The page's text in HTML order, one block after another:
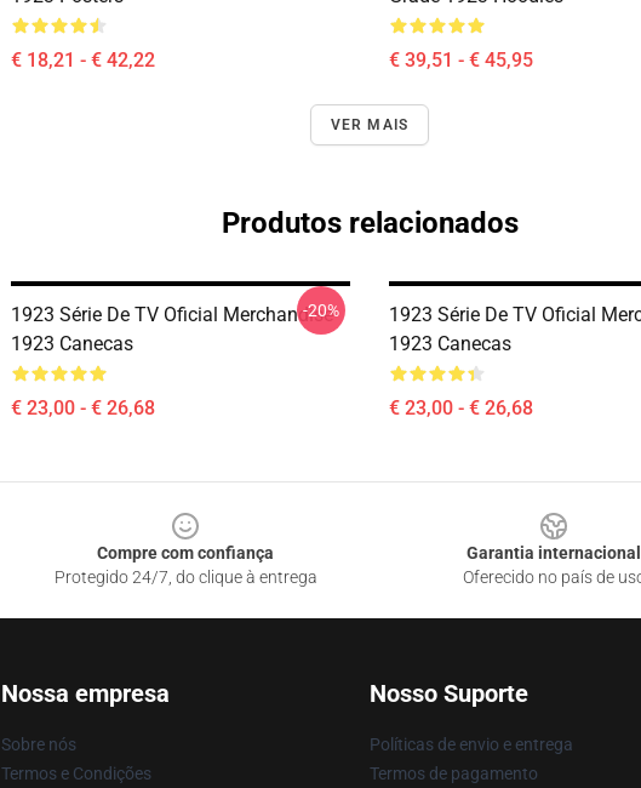
€ 18,21 - € 42,22 € 39,51 - € 45,95
VER MAIS
Produtos relacionados
1923 Série De TV Oficial Merchandise
1923 Canecas
€ 23,00 - € 26,68
-20%
1923 Série De TV Oficial
1923 Canecas
€ 23,00 - € 26,68
Compre com confiança
Protegido 24/7, do clique à entrega
Garantia internacional
Oferecido no país de
Nossa empresa
Sobre nós
Termos e Condições
Nosso Suporte
Políticas de envio e entrega
Termos de pagamento